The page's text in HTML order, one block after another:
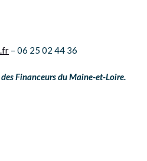
– 06 25 02 44 36
Financeurs du Maine-et-Loire.